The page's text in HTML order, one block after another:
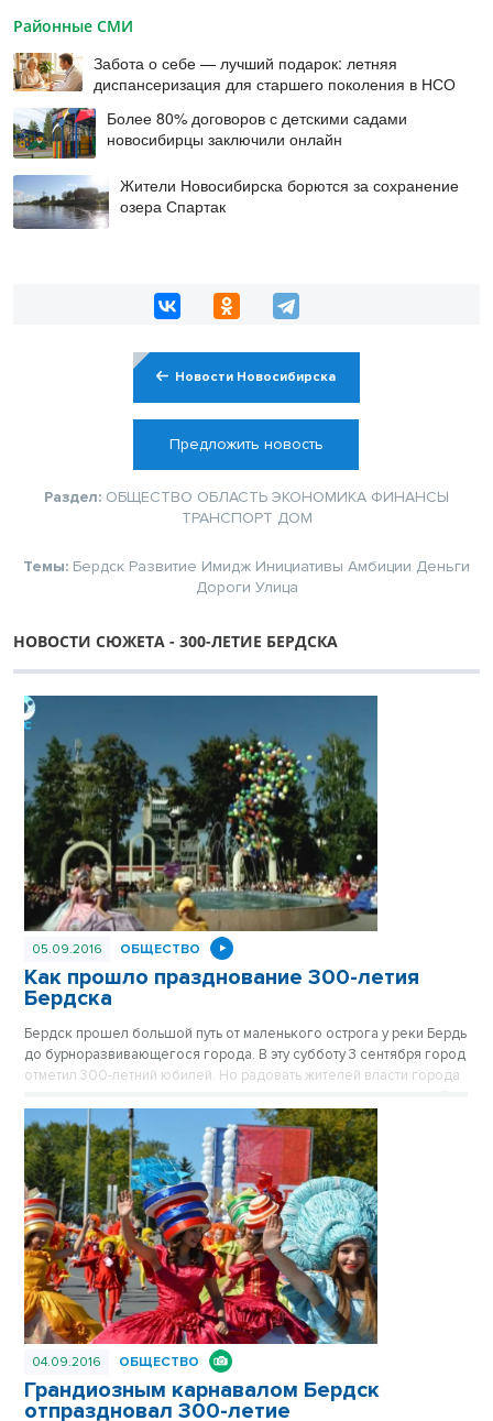
Районные СМИ
Забота о себе — лучший подарок: летняя
диспансеризация для старшего поколения в НСО
Более 80% договоров с детскими садами
новосибирцы заключили онлайн
Жители Новосибирска борются за сохранение
озера Спартак
Новости Новосибирска
Предложить новость
Раздел: ОБЩЕСТВО ОБЛАСТЬ ЭКОНОМИКА ФИНАНСЫ
ТРАНСПОРТ ДОМ
Темы: Бердск Развитие Имидж Инициативы Амбиции Деньги
Дороги Улица
НОВОСТИ СЮЖЕТА - 300-ЛЕТИЕ БЕРДСКА
05.09.2016 ОБЩЕСТВО
Как прошло празднование 300-летия
Бердска
Бердск прошел большой путь от маленького острога у реки Бердь
до бурноразвивающегося города. В эту субботу 3 сентября город
отметил 300-летний юбилей. Но радовать жителей власти города
фонтан.
04.09.2016 ОБЩЕСТВО
Грандиозным карнавалом Бердск
отпраздновал 300-летие